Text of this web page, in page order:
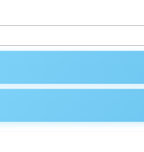
Disposable Vape - Dual Mesh Coil &